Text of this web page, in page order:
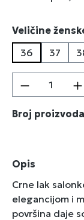
Izaberi
Veličine
36
37
Količina
Broj
Opis
Crne lak
elegancijom i
površina daje